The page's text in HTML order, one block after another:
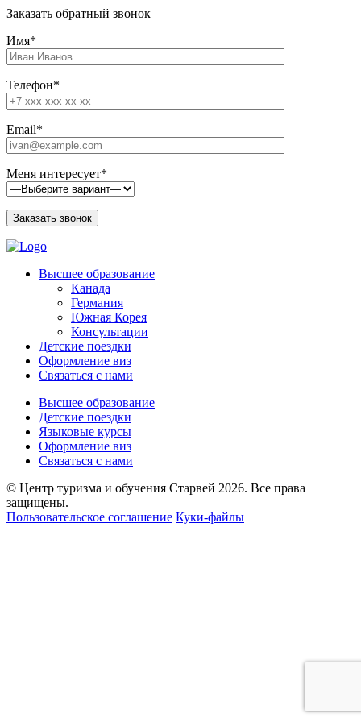
Заказать обратный звонок
Имя*
Телефон*
Email*
Меня интересует*
Высшее образование
Канада
Германия
Южная Корея
Консультации
Детские поездки
Оформление виз
Связаться с нами
Высшее образование
Детские поездки
Языковые курсы
Оформление виз
Связаться с нами
© Центр туризма и обучения Старвей 2026. Все права
защищены.
Пользовательское соглашение Куки-файлы